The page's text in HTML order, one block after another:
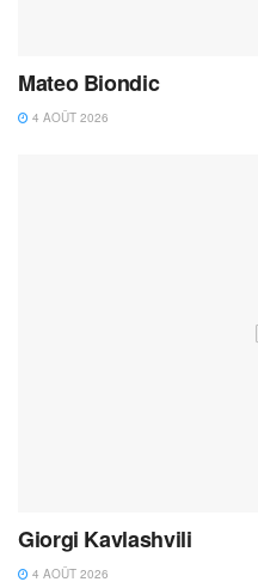
Mateo Biondic
4 AOÛT 2026
Giorgi Kavlashvili
4 AOÛT 2026